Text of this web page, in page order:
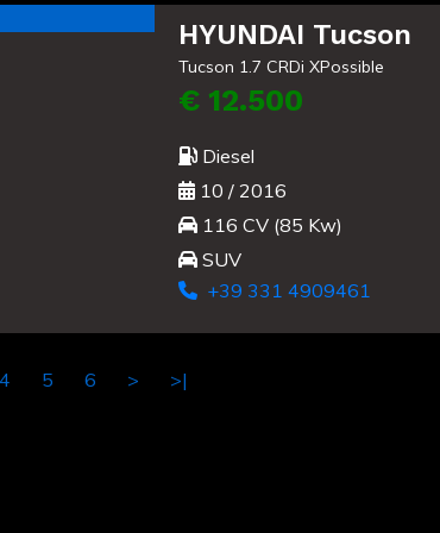
HYUNDAI Tucson
Tucson 1.7 CRDi XPossible
€ 12.500
Diesel
10 / 2016
116 CV (85 Kw)
SUV
+39 331 4909461
4 5 6 > >|